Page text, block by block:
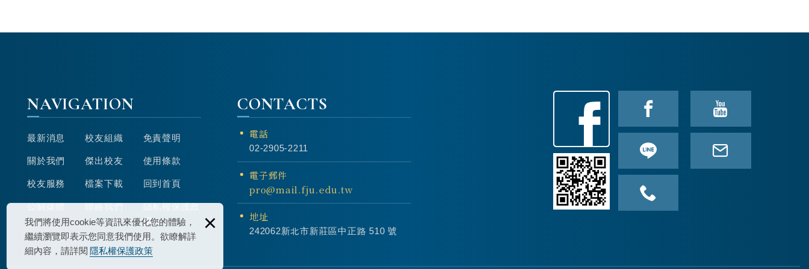
我們將使用cookie等資訊來優化您的體驗，
繼續瀏覽即表示您同意我們使用。欲瞭解詳
細內容，請詳閱 隱私權保護政策
×
NAVIGATION
最新消息
關於我們
校友服務
公關媒體
校友組織
傑出校友
檔案下載
聯絡我們
免責聲明
使用條款
回到首頁
隱私權保護政
策
CONTACTS
電話
02-2905-2211
電子郵件
pro@mail.fju.edu.tw
地址
242062新北市新莊區中正路 510 號